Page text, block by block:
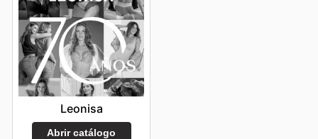
Leonisa
Abrir catálogo